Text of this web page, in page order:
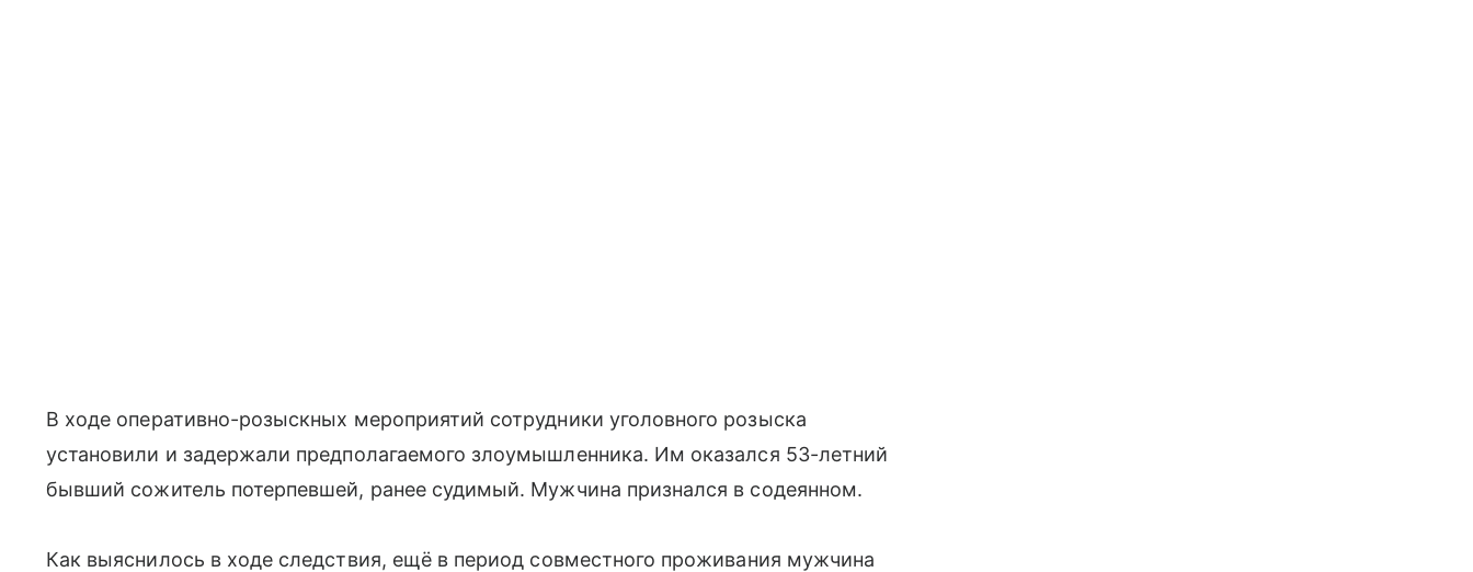
В ходе оперативно-розыскных мероприятий сотрудники уголовного розыска
установили и задержали предполагаемого злоумышленника. Им оказался 53-летний
бывший сожитель потерпевшей, ранее судимый. Мужчина признался в содеянном.
Как выяснилось в ходе следствия, ещё в период совместного проживания мужчина